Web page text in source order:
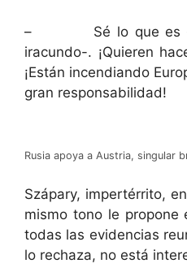
– Sé lo que es –lo
iracundo-. ¡Quieren
¡Están incendiando
gran responsabilidad!
Rusia apoya a Austria, singular
Szápary, impertérrito,
mismo tono le propone
todas las evidencias
lo rechaza, no está